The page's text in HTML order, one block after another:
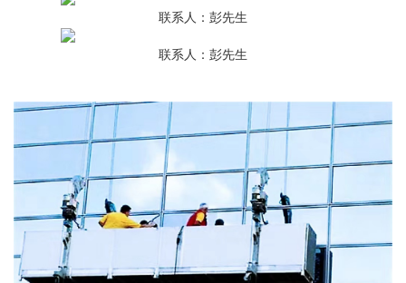
联系人：彭先生
联系人：彭先生